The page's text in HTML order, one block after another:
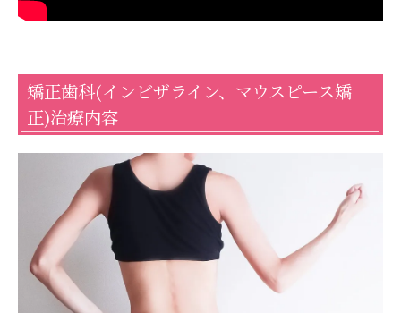
矯正歯科(インビザライン、マウスピース矯
正)治療内容